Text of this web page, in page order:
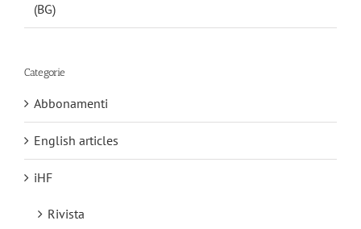
(BG)
Categorie
Abbonamenti
English articles
iHF
Rivista